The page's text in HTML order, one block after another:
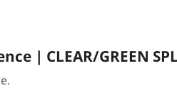
| CLEAR/GREEN